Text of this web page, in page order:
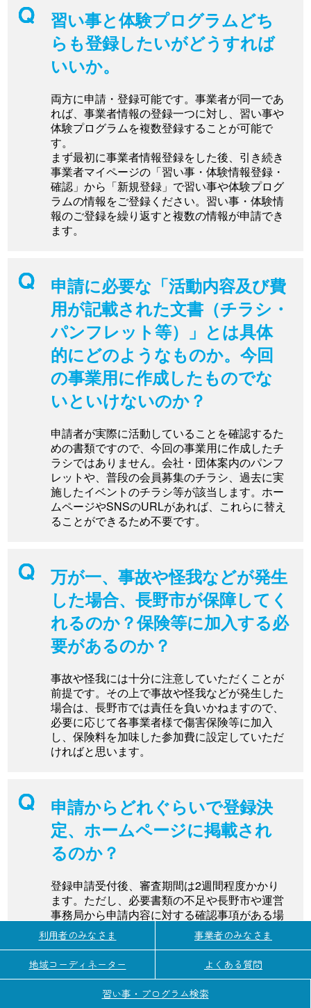
習い事と体験プログラムどち
らも登録したいがどうすれば
いいか。
両方に申請・登録可能です。事業者が同一であ
れば、事業者情報の登録一つに対し、習い事や
体験プログラムを複数登録することが可能で
す。
まず最初に事業者情報登録をした後、引き続き
事業者マイページの「習い事・体験情報登録・
確認」から「新規登録」で習い事や体験プログ
ラムの情報をご登録ください。習い事・体験情
報のご登録を繰り返すと複数の情報が申請でき
ます。
申請に必要な「活動内容及び費
用が記載された文書（チラシ・
パンフレット等）」とは具体
的にどのようなものか。今回
の事業用に作成したものでな
いといけないのか？
申請者が実際に活動していることを確認するた
めの書類ですので、今回の事業用に作成したチ
ラシではありません。会社・団体案内のパンフ
レットや、普段の会員募集のチラシ、過去に実
施したイベントのチラシ等が該当します。ホー
ムページやSNSのURLがあれば、これらに替え
ることができるため不要です。
万が一、事故や怪我などが発生
した場合、長野市が保障してく
れるのか？保険等に加入する必
要があるのか？
事故や怪我には十分に注意していただくことが
前提です。その上で事故や怪我などが発生した
場合は、長野市では責任を負いかねますので、
必要に応じて各事業者様で傷害保険等に加入
し、保険料を加味した参加費に設定していただ
ければと思います。
申請からどれぐらいで登録決
定、ホームページに掲載され
るのか？
登録申請受付後、審査期間は2週間程度かかり
ます。ただし、必要書類の不足や長野市や運営
事務局から申請内容に対する確認事項がある場
合などはこの限りではありません。
申請が受理されると承認完了通知がメールで届
き、正式に登録決定・ホームページ掲載となり
ますが、二次元コードの利用ができるようにな
るまで、最大１営業日を要する場合がありま
利用者のみなさま 事業者のみなさま
地域コーディネーター よくある質問
習い事・プログラム検索